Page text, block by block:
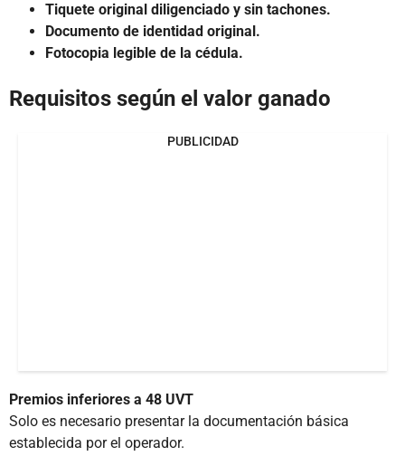
Tiquete original diligenciado y sin tachones.
Documento de identidad original.
Fotocopia legible de la cédula.
Requisitos según el valor ganado
PUBLICIDAD
Premios inferiores a 48 UVT
Solo es necesario presentar la documentación básica
establecida por el operador.